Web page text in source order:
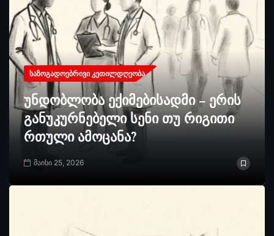
ᲡᲐᲖᲝᲒᲐᲓᲝᲔᲑᲠᲘᲕᲘ ᲙᲔᲗᲘᲚᲓᲦᲔᲝᲑᲐ
უნდობლობა ექიმებისადმი – ერის
განუკურნებელი სენი თუ რიგითი
რთული ამოცანა?
მაისი 25, 2026